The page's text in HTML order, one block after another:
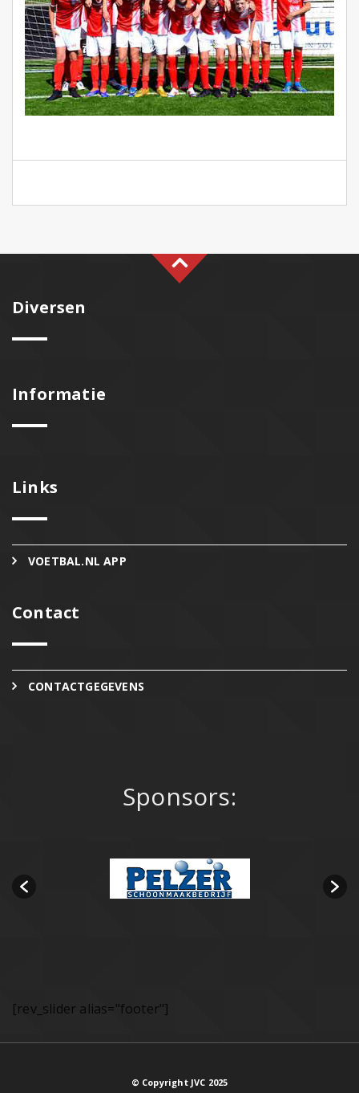
Diversen
Informatie
Links
VOETBAL.NL APP
Contact
CONTACTGEGEVENS
Sponsors:
[rev_slider alias="footer"]
© Copyright JVC 2025